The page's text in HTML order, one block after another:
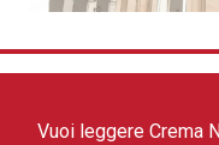
Vuoi leggere Crema